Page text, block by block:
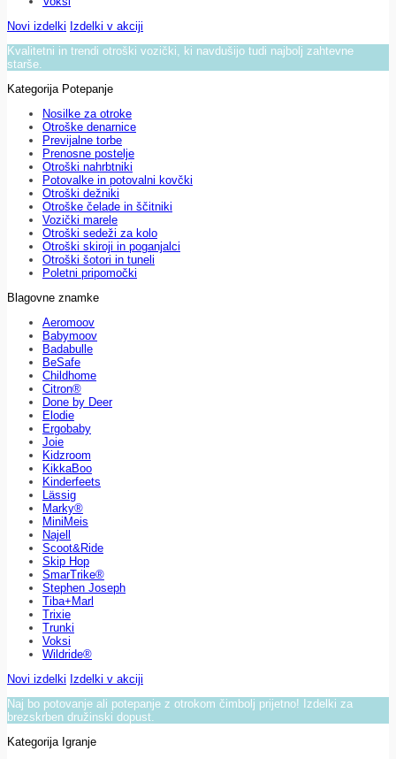
Novi izdelki Izdelki v akciji
Kvalitetni in trendi otroški vozički, ki navdušijo tudi najbolj zahtevne
starše.
Kategorija Potepanje
Nosilke za otroke
Otroške denarnice
Previjalne torbe
Prenosne postelje
Otroški nahrbtniki
Potovalke in potovalni kovčki
Otroški dežniki
Otroške čelade in ščitniki
Vozički marele
Otroški sedeži za kolo
Otroški skiroji in poganjalci
Otroški šotori in tuneli
Poletni pripomočki
Blagovne znamke
Aeromoov
Babymoov
Badabulle
BeSafe
Childhome
Citron®
Done by Deer
Elodie
Ergobaby
Joie
Kidzroom
KikkaBoo
Kinderfeets
Lässig
Marky®
MiniMeis
Najell
Scoot&Ride
Skip Hop
SmarTrike®
Stephen Joseph
Tiba+Marl
Trixie
Trunki
Voksi
Wildride®
Novi izdelki Izdelki v akciji
Naj bo potovanje ali potepanje z otrokom čimbolj prijetno! Izdelki za
brezskrben družinski dopust.
Kategorija Igranje